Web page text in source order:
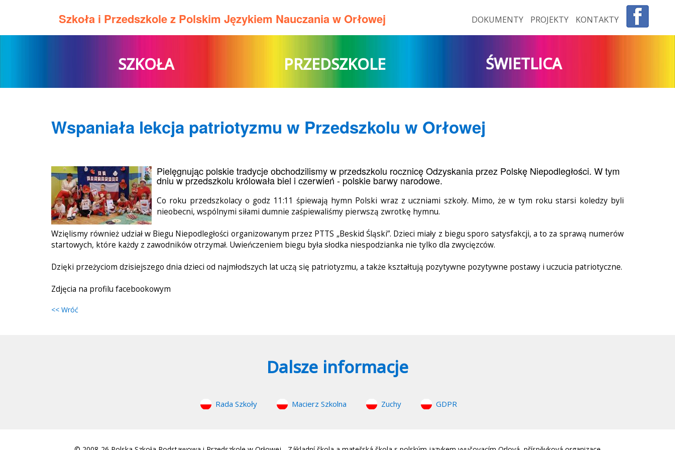
Szkoła i Przedszkole z Polskim Językiem Nauczania w Orłowej DOKUMENTY PROJEKTY KONTAKTY
SZKOŁA PRZEDSZKOLE ŚWIETLICA
Wspaniała lekcja patriotyzmu w Przedszkolu w Orłowej
Pielęgnując polskie tradycje obchodzilismy w przedszkolu rocznicę Odzyskania przez Polskę Niepodległości. W tym
dniu w przedszkolu królowała biel i czerwień - polskie barwy narodowe.
Co roku przedszkolacy o godz 11:11 śpiewają hymn Polski wraz z uczniami szkoły. Mimo, że w tym roku starsi koledzy byli
nieobecni, wspólnymi siłami dumnie zaśpiewaliśmy pierwszą zwrotkę hymnu.
Wzięlismy również udział w Biegu Niepodległości organizowanym przez PTTS „Beskid Śląski”. Dzieci miały z biegu sporo satysfakcji, a to za sprawą numerów
startowych, które każdy z zawodników otrzymał. Uwieńczeniem biegu była słodka niespodzianka nie tylko dla zwycięzców.
Dzięki przeżyciom dzisiejszego dnia dzieci od najmłodszych lat uczą się patriotyzmu, a także kształtują pozytywne pozytywne postawy i uczucia patriotyczne.
Zdjęcia na profilu facebookowym
<< Wróć
Dalsze informacje
Rada Szkoły Macierz Szkolna Zuchy GDPR